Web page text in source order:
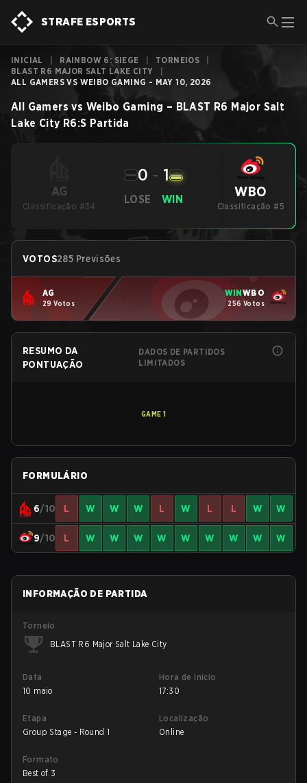
STRAFE ESPORTS
INICIAL RAINBOW 6: SIEGE TORNEIOS
BLAST R6 MAJOR SALT LAKE CITY
ALL GAMERS VS WEIBO GAMING - MAY 10, 2026
All Gamers vs Weibo Gaming – BLAST R6 Major Salt
Lake City R6:S Partida
AG
Classificação #34
LOSE
0 - 1
WIN WBO
Classificação #5
VOTOS285 Previsões
AG
29 Votos
WINWBO
256 Votos
RESUMO DA
PONTUAÇÃO
DADOS DE PARTIDOS
LIMITADOS
GAME 1
FORMULÁRIO
6/10 L W W W L W L L W W
9/10 L W W W W W W W W W
INFORMAÇÃO DE PARTIDA
Torneio
BLAST R6 Major Salt Lake City
Data
10 maio
Hora de início
17:30
Etapa
Group Stage - Round 1
Localização
Online
Formato
Best of 3